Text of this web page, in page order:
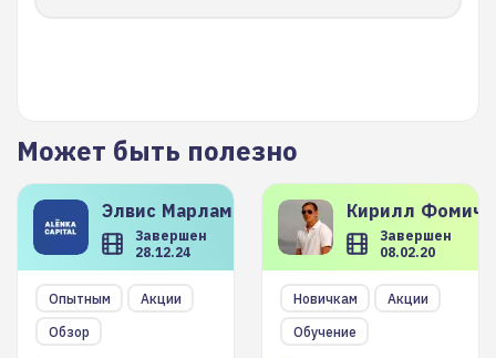
Может быть полезно
Элвис Марламов
Завершен
28.12.24
Опытным
Акции
Обзор
Кирилл
Завершен
08.02.20
Новичкам
Акции
Обучение